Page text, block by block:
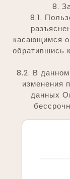
8.
8.1.
касающимся
обратившись
8.2. В
изменения
данных